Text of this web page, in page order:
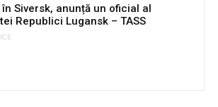
Siversk, anunță un oficial al
Republici Lugansk – TASS